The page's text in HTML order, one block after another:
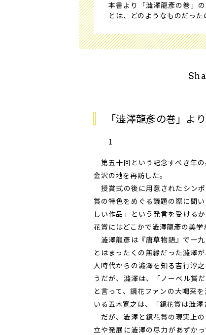
本書より「澁澤龍彥の巻」
とは、どのようなものだった
「澁澤龍彥の巻」より
1
第五十回という記念すべき年の
金沢の地を再訪した。
授賞式の後に用意されたシン
賞の特色をめぐる議題の際に聞
しい作品」という発言を受ける
花賞にはどこかで澁澤龍彥の美学
澁澤龍彥は『唐草物語』で一
とはまったくの無縁だった澁澤
人時代からの澁澤を知る吉行淳
うだが、澁澤は、「ノーベル賞
と言って、鏡花ファンの大喝采
いる五木寛之は、「鏡花賞は澁
だが、澁澤と鏡花賞の現実上
立や発展に澁澤の尽力があずか